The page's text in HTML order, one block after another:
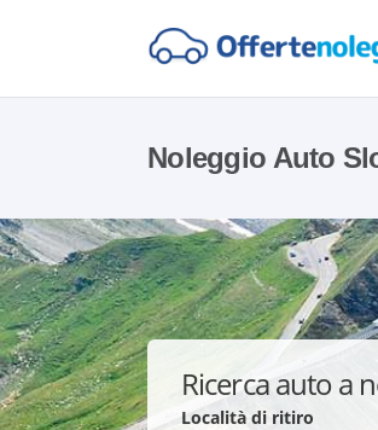
Noleggio Auto
Ricerca auto a
Località di ritiro